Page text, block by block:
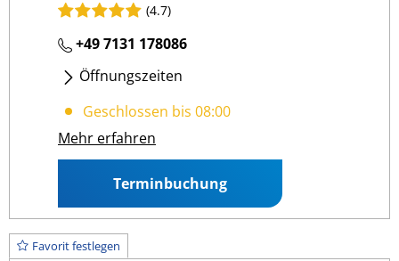
(4.7)
+49 7131 178086
Öffnungszeiten
Mo- Fr:08:00 12:00/13:00 17:00
Sa
08:00 12:00
Geschlossen bis 08:00
Mehr erfahren
Terminbuchung
Favorit festlegen